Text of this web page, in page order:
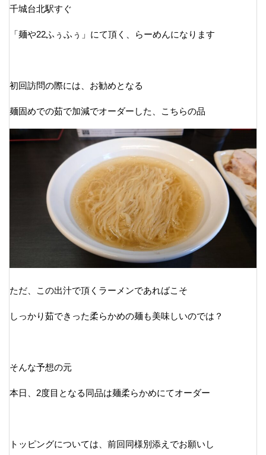
千城台北駅すぐ
「麺や22ふぅふぅ」にて頂く、らーめんになります
初回訪問の際には、お勧めとなる
麺固めでの茹で加減でオーダーした、こちらの品
ただ、この出汁で頂くラーメンであればこそ
しっかり茹できった柔らかめの麺も美味しいのでは？
そんな予想の元
本日、2度目となる同品は麺柔らかめにてオーダー
トッピングについては、前回同様別添えでお願いし